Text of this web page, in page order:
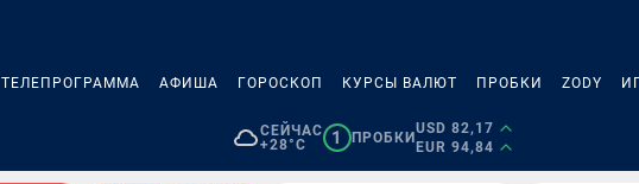
ТЕЛЕПРОГРАММА АФИША ГОРОСКОП КУРСЫ ВАЛЮТ ПРОБКИ ZODY
СЕЙЧАС
+28°C
1 ПРОБКИ
USD 82,17
EUR 94,84